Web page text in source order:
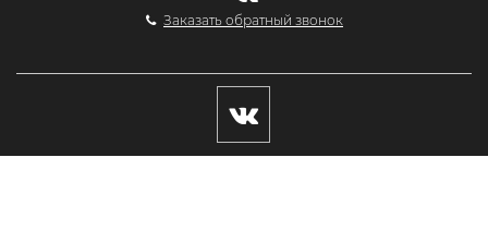
Заказать обратный звонок